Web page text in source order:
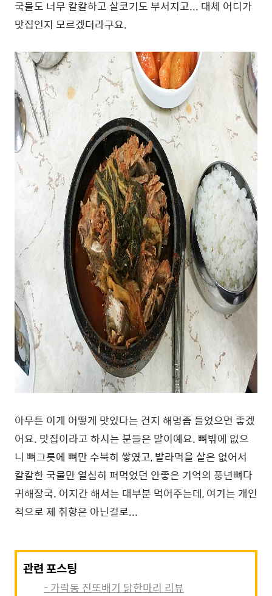
국물도 너무 칼칼하고 살코기도 부서지고... 대체 어디가
맛집인지 모르겠더라구요.
아무튼 이게 어떻게 맛있다는 건지 해명좀 들었으면 좋겠
어요. 맛집이라고 하시는 분들은 말이예요. 뼈밖에 없으
니 뼈그릇에 뼈만 수북히 쌓였고, 발라먹을 살은 없어서
칼칼한 국물만 열심히 퍼먹었던 안좋은 기억의 풍년뼈다
귀해장국. 어지간 해서는 대부분 먹어주는데, 여기는 개인
적으로 제 취향은 아닌걸로...
관련 포스팅
- 가락동 진또배기 닭한마리 리뷰